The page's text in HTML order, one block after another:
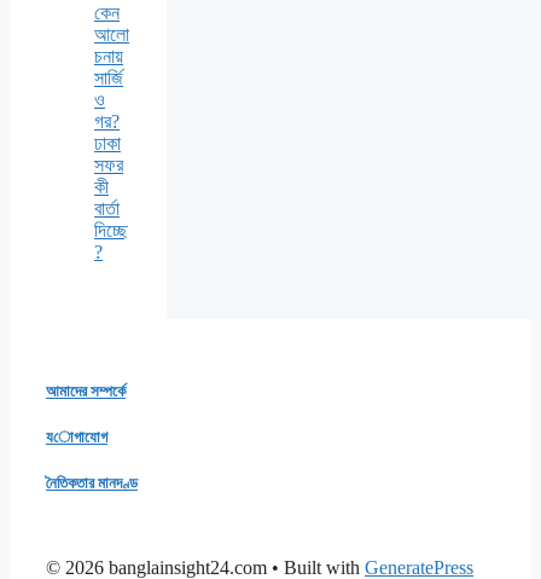
কেন
আলো
চনায়
সার্জি
ও
গর?
ঢাকা
সফর
কী
বার্তা
দিচ্ছে
?
আমাদের সম্পর্কে
যোগাযোগ
নৈতিকতার মানদণ্ড
© 2026 banglainsight24.com • Built with GeneratePress